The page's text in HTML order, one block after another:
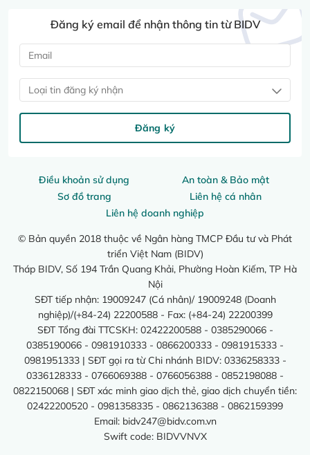
Điều khoản sử dụng
An toàn & Bảo mật
Sơ đồ trang
Liên hệ cá nhân
Liên hệ doanh nghiệp
© Bản quyền 2018 thuộc về Ngân hàng TMCP Đầu tư và Phát
triển Việt Nam (BIDV)
Tháp BIDV, Số 194 Trần Quang Khải, Phường Hoàn Kiếm, TP Hà
Nội
SĐT tiếp nhận: 19009247 (Cá nhân)/ 19009248 (Doanh
nghiệp)/(+84-24) 22200588 - Fax: (+84-24) 22200399
SĐT Tổng đài TTCSKH: 02422200588 - 0385290066 -
0385190066 - 0981910333 - 0866200333 - 0981915333 -
0981951333 | SĐT gọi ra từ Chi nhánh BIDV: 0336258333 -
0336128333 - 0766069388 - 0766056388 - 0852198088 -
0822150068 | SĐT xác minh giao dịch thẻ, giao dịch chuyển tiền:
02422200520 - 0981358335 - 0862136388 - 0862159399
Email: bidv247@bidv.com.vn
Swift code: BIDVVNVX
Đăng ký email để nhận thông tin từ BIDV
Loại tin đăng ký nhận
Đăng ký